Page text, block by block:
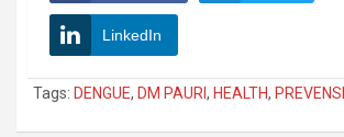
LinkedIn
Tags: DENGUE, DM PAURI , HEALTH,